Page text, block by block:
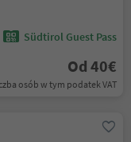
Südtirol Guest Pass
Od 40€
osób w tym podatek VAT